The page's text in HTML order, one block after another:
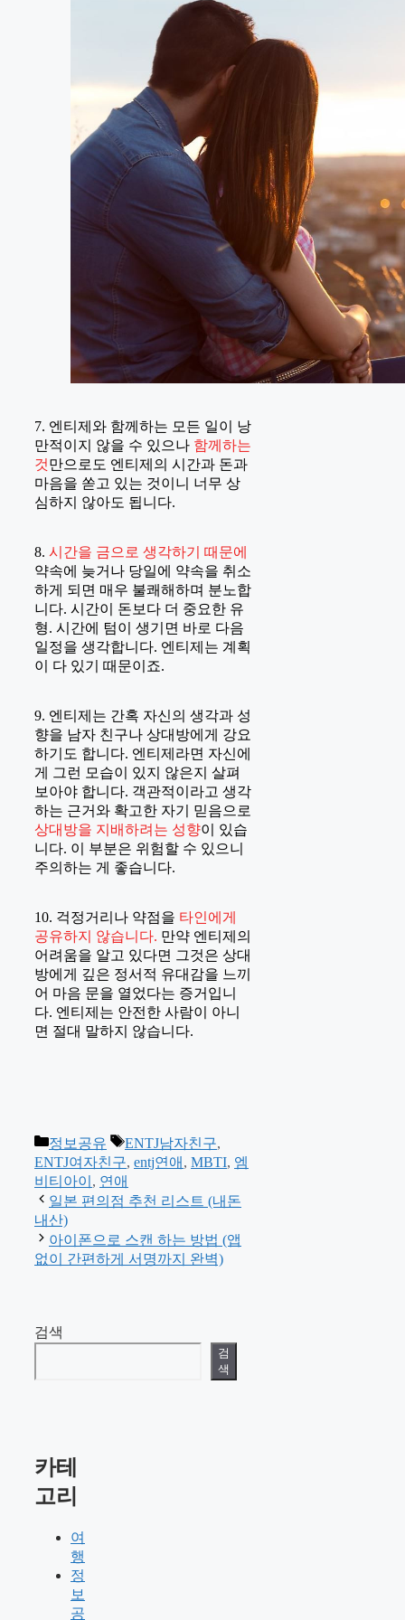
7. 엔티제와 함께하는 모든 일이 낭
만적이지 않을 수 있으나 함께하는
것만으로도 엔티제의 시간과 돈과
마음을 쏟고 있는 것이니 너무 상
심하지 않아도 됩니다.
8. 시간을 금으로 생각하기 때문에
약속에 늦거나 당일에 약속을 취소
하게 되면 매우 불쾌해하며 분노합
니다. 시간이 돈보다 더 중요한 유
형. 시간에 텀이 생기면 바로 다음
일정을 생각합니다. 엔티제는 계획
이 다 있기 때문이죠.
9. 엔티제는 간혹 자신의 생각과 성
향을 남자 친구나 상대방에게 강요
하기도 합니다. 엔티제라면 자신에
게 그런 모습이 있지 않은지 살펴
보아야 합니다. 객관적이라고 생각
하는 근거와 확고한 자기 믿음으로
상대방을 지배하려는 성향이 있습
니다. 이 부분은 위험할 수 있으니
주의하는 게 좋습니다.
10. 걱정거리나 약점을 타인에게
공유하지 않습니다. 만약 엔티제의
어려움을 알고 있다면 그것은 상대
방에게 깊은 정서적 유대감을 느끼
어 마음 문을 열었다는 증거입니
다. 엔티제는 안전한 사람이 아니
면 절대 말하지 않습니다.
카
테
고
리
정보공유
태
그
ENTJ남자친구,
ENTJ여자친구, entj연애 , MBTI, 엠
비티아이 , 연애
일본 편의점 추천 리스트 (내돈
내산)
아이폰으로 스캔 하는 방법 (앱
없이 간편하게 서명까지 완벽)
검색
검
색
카테
고리
여
행
정
보
공